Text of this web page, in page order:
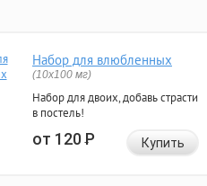
Набор для влюбленных
(10х100 мг)
Набор для двоих, добавь страсти
в постель!
от 120Р Купить